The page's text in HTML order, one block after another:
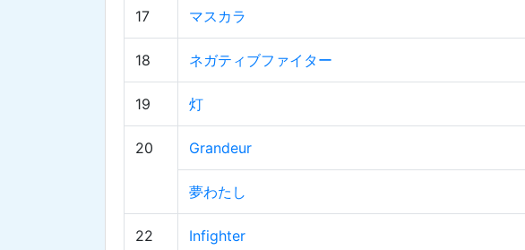
17 マスカラ
18 ネガティブファイター
19 灯
20 Grandeur
夢わたし
22 Infighter